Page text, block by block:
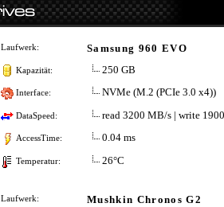
Laufwerk: Samsung 960 EVO
Kapazität: 250 GB
Interface: NVMe (M.2 (PCIe 3.0 x4))
DataSpeed: read 3200 MB/s | write
AccessTime: 0.04 ms
Temperatur: 26°C
Laufwerk: Mushkin Chronos G2